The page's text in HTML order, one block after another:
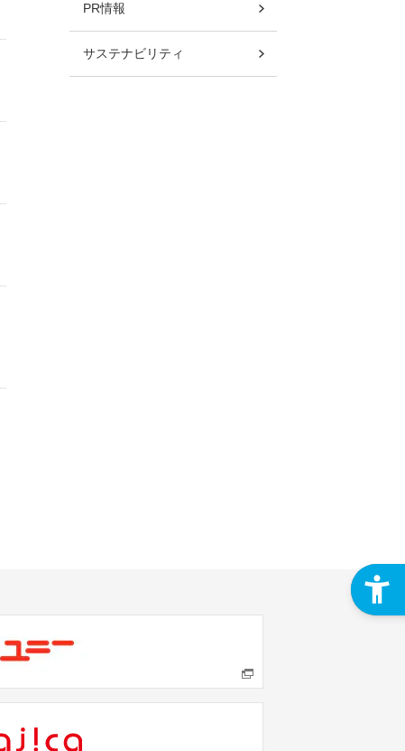
PR情報
サステナビリティ